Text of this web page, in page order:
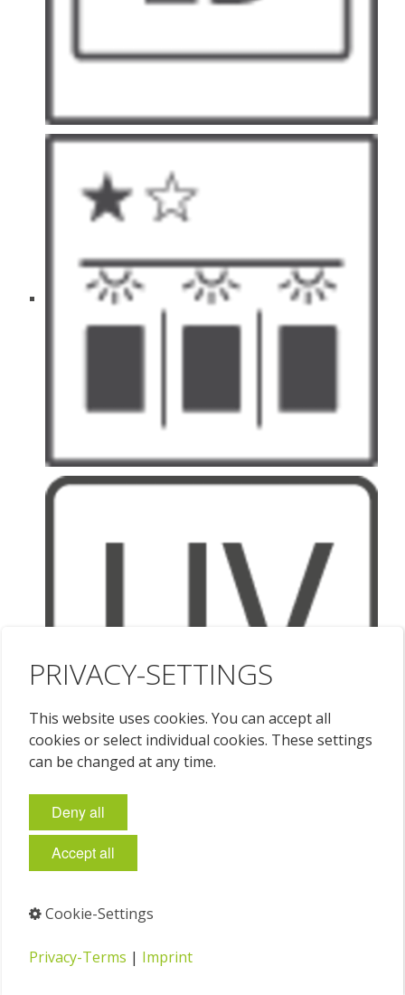
PRIVACY-SETTINGS
This website uses cookies. You can accept all
cookies or select individual cookies. These settings
can be changed at any time.
Deny all
Accept all
Cookie-Settings
Privacy-Terms | Imprint